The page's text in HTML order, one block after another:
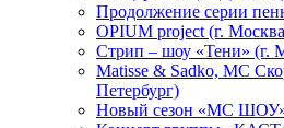
Продолжение серии
OPIUM project (г.
Стрип – шоу «Тени» (г.
Matissе & Sadko, MC
Петербург)
Новый сезон «МС